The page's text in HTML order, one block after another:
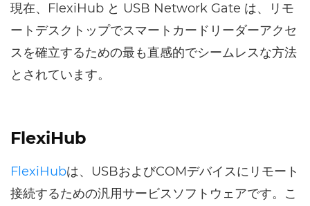
現在、FlexiHub と USB Network Gate は、リモ
ートデスクトップでスマートカードリーダーアクセ
スを確立するための最も直感的でシームレスな方法
とされています。
FlexiHub
FlexiHubは、USBおよびCOMデバイスにリモート
接続するための汎用サービスソフトウェアです。こ